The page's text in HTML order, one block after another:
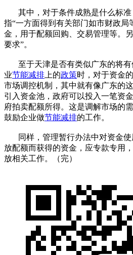
其中，对于条件成熟是什么标准
指“一方面得到有关部门如市财政局
金，用于配额回购、交易管理等。
要求”。
至于天津是否有类似广东的将有
业节能减排 上的政策时，对于资金
市场调控机制，其中就有像广东的
引入资金池，政府可以投入一笔资
府拍卖配额所得。这是调解市场的
鼓励企业做节能减排的工作。
同样，管理暂行办法中对资金使
放配额而获得的资金，应专款专用
放相关工作。（完）